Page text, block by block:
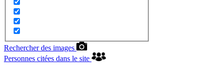
Rechercher des images
Personnes citées dans le site